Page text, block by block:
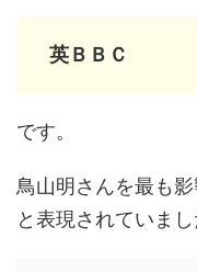
英ＢＢＣ
です。
鳥山明さんを最も
と表現されていまし